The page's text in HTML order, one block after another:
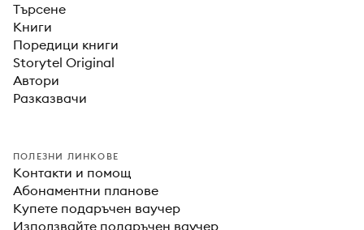
Търсене
Книги
Поредици книги
Storytel Original
Автори
Разказвачи
ПОЛЕЗНИ ЛИНКОВЕ
Контакти и помощ
Абонаментни планове
Купете подаръчен ваучер
Използвайте подаръчен ваучер